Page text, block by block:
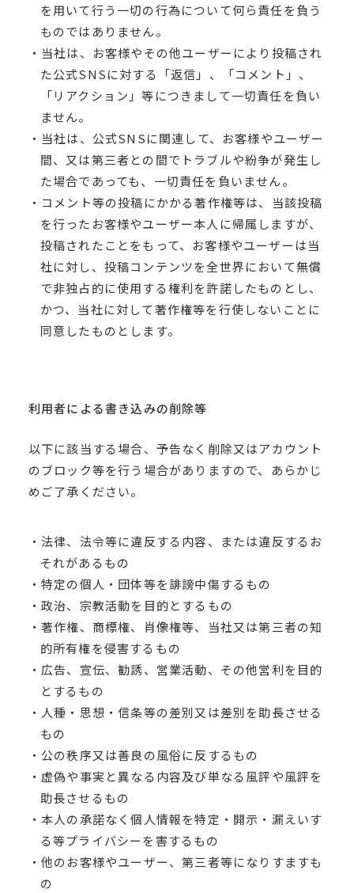
を用いて行う一切の行為について何ら責任を負う
ものではありません。
・当社は、お客様やその他ユーザーにより投稿され
た公式SNSに対する「返信」、「コメント」、
「リアクション」等につきまして一切責任を負い
ません。
・当社は、公式SNSに関連して、お客様やユーザー
間、又は第三者との間でトラブルや紛争が発生し
た場合であっても、一切責任を負いません。
・コメント等の投稿にかかる著作権等は、当該投稿
を行ったお客様やユーザー本人に帰属しますが、
投稿されたことをもって、お客様やユーザーは当
社に対し、投稿コンテンツを全世界において無償
で非独占的に使用する権利を許諾したものとし、
かつ、当社に対して著作権等を行使しないことに
同意したものとします。
利用者による書き込みの削除等
以下に該当する場合、予告なく削除又はアカウント
のブロック等を行う場合がありますので、あらかじ
めご了承ください。
・法律、法令等に違反する内容、または違反するお
それがあるもの
・特定の個人・団体等を誹謗中傷するもの
・政治、宗教活動を目的とするもの
・著作権、商標権、肖像権等、当社又は第三者の知
的所有権を侵害するもの
・広告、宣伝、勧誘、営業活動、その他営利を目的
とするもの
・人種・思想・信条等の差別又は差別を助長させる
もの
・公の秩序又は善良の風俗に反するもの
・虚偽や事実と異なる内容及び単なる風評や風評を
助長させるもの
・本人の承諾なく個人情報を特定・開示・漏えいす
る等プライバシーを害するもの
・他のお客様やユーザー、第三者等になりすますも
の